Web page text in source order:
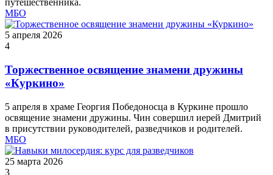
путешественника.
МБО
5 апреля 2026
4
Торжественное освящение знамени дружины
«Куркино»
5 апреля в храме Георгия Победоносца в Куркине прошло
освящение знамени дружины. Чин совершил иерей Дмитрий
в присутствии руководителей, разведчиков и родителей.
МБО
25 марта 2026
3